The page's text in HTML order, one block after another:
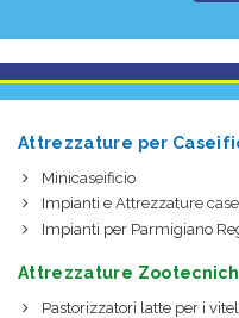
Attrezzature per
Minicaseificio
Impianti e Attrezzature
Impianti per Parmigiano
Attrezzature
Pastorizzatori latte per i